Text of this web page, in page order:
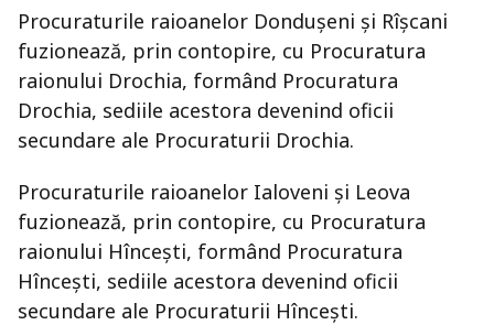
Procuraturile raioanelor Donduşeni şi Rîşcani
fuzionează, prin contopire, cu Procuratura
raionului Drochia, formând Procuratura
Drochia, sediile acestora devenind oficii
secundare ale Procuraturii Drochia.
Procuraturile raioanelor Ialoveni și Leova
fuzionează, prin contopire, cu Procuratura
raionului Hîncești, formând Procuratura
Hîncești, sediile acestora devenind oficii
secundare ale Procuraturii Hîncești.